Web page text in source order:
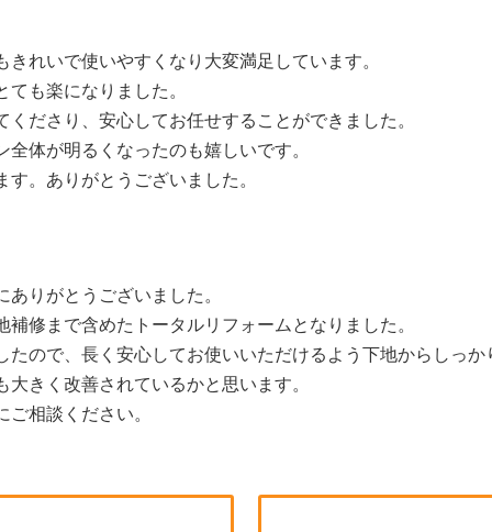
れいで使いやすくなり大変満足しています。
も楽になりました。
ださり、安心してお任せすることができました。
体が明るくなったのも嬉しいです。
。ありがとうございました。
りがとうございました。
修まで含めたトータルリフォームとなりました。
ので、長く安心してお使いいただけるよう下地からしっか
きく改善されているかと思います。
相談ください。